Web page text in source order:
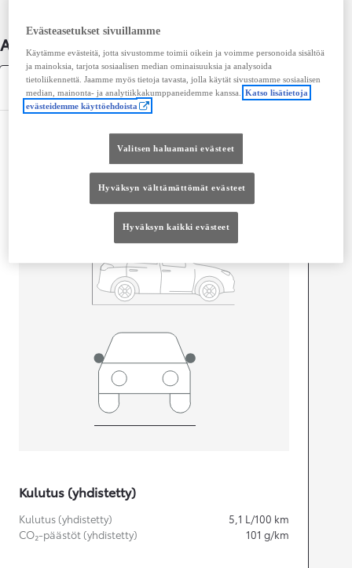
Auton lisätiedot
Tekniset tiedot
Mitat ja tilavuus
Kulutus (yhdistetty)
Kulutus (yhdistetty) 5,1 L/100 km
CO₂-päästöt (yhdistetty)
101 g/km
Evästeasetukset sivuillamme
Käytämme evästeitä, jotta sivustomme toimii oikein ja voimme personoida sisältöä
ja mainoksia, tarjota sosiaalisen median ominaisuuksia ja analysoida
tietoliikennettä. Jaamme myös tietoja tavasta, jolla käytät sivustoamme sosiaalisen
median, mainonta- ja analytiikkakumppaneidemme kanssa. Katso lisätietoja
evästeidemme käyttöehdoista
Valitsen haluamani evästeet
Hyväksyn välttämättömät evästeet
Hyväksyn kaikki evästeet